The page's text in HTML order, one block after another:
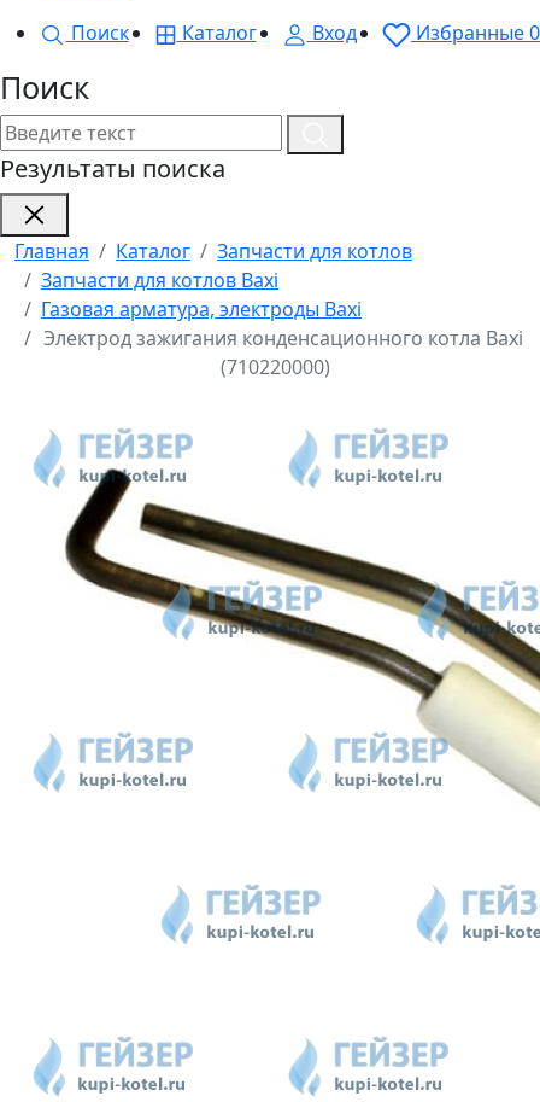
Поиск
Каталог Вход Избранные0
Поиск
Результаты поиска
Главная Каталог
Запчасти для котлов
Запчасти для котлов Baxi
Газовая арматура, электроды Baxi
Электрод зажигания конденсационного котла Baxi
(710220000)